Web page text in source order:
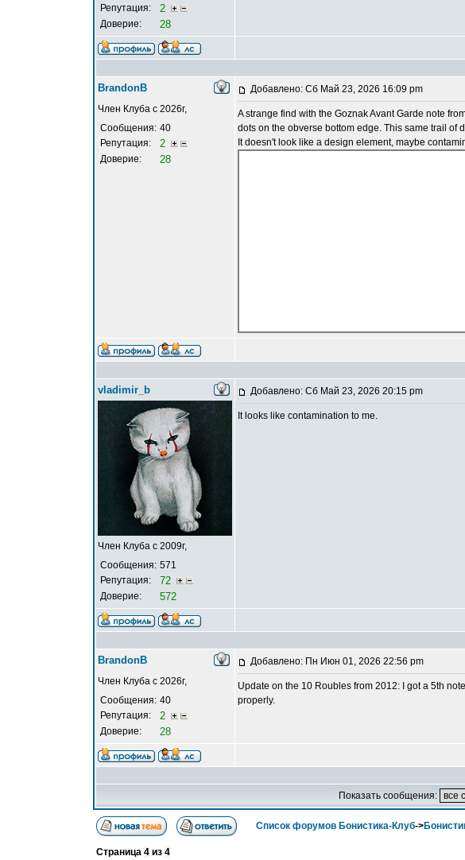
Репутация:
2
Доверие: 28
BrandonB
Член Клуба с 2026г,
Сообщения: 40
Репутация:
2
Доверие: 28
Добавлено: Сб Май 23, 2026 16:09 pm
A strange find with the Goznak Avant Garde note
dots on the obverse bottom edge. This same trail of
It doesn't look like a design element, maybe
vladimir_b
Член Клуба с 2009г,
Сообщения: 571
Репутация:
72
Доверие: 572
Добавлено: Сб Май 23, 2026 20:15 pm
It looks like contamination to me.
BrandonB
Член Клуба с 2026г,
Сообщения: 40
Репутация:
2
Доверие: 28
Добавлено: Пн Июн 01, 2026 22:56 pm
Update on the 10 Roubles from 2012: I got a 5th
properly.
Показать сообщения:
Список форумов Бонистика-Клуб->
Страница 4 из 4